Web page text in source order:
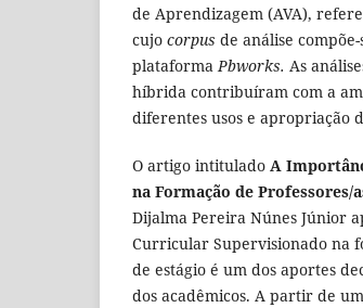
de Aprendizagem (AVA),
cujo corpus de análise
plataformaPbworks. As
híbrida contribuíram com a
diferentes usos e apropriação
O artigo intitulado A
na Formação de Professores/
Dijalma Pereira Núnes Júnior
Curricular Supervisionado na
de estágio é um dos aportes
dos acadêmicos. A partir de